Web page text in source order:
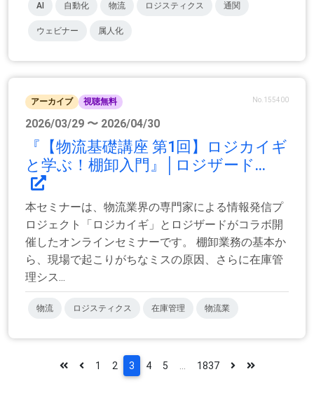
AI 自動化 物流 ロジスティクス 通関
ウェビナー 属人化
アーカイブ 視聴無料 No.155400
2026/03/29 〜 2026/04/30
『【物流基礎講座 第1回】ロジカイギ
と学ぶ！棚卸入門』│ロジザード...
本セミナーは、物流業界の専門家による情報発信プ
ロジェクト「ロジカイギ」とロジザードがコラボ開
催したオンラインセミナーです。 棚卸業務の基本か
ら、現場で起こりがちなミスの原因、さらに在庫管
理シス...
物流 ロジスティクス 在庫管理 物流業
1 2 3 4 5 1837